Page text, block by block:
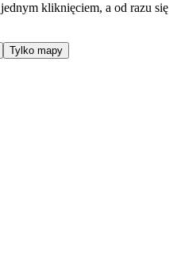
kliknięciem, a od razu się
Tylko mapy